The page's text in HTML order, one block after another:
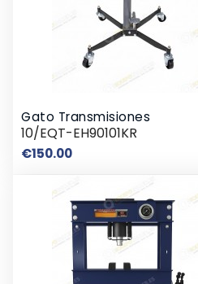
Gato Transmisiones
10/EQT-EH90101KR
€150.00Price